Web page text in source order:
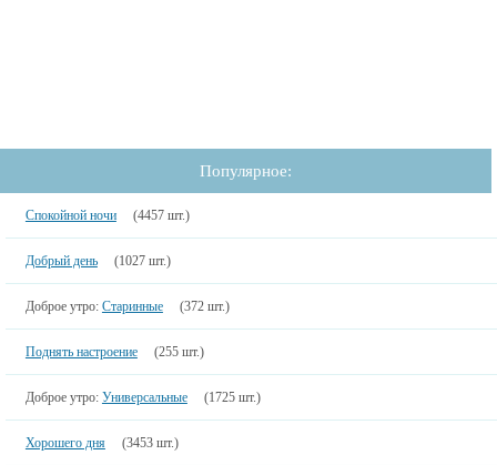
Популярное:
Спокойной ночи (4457 шт.)
Добрый день (1027 шт.)
Доброе утро: Старинные (372 шт.)
Поднять настроение (255 шт.)
Доброе утро: Универсальные (1725 шт.)
Хорошего дня (3453 шт.)